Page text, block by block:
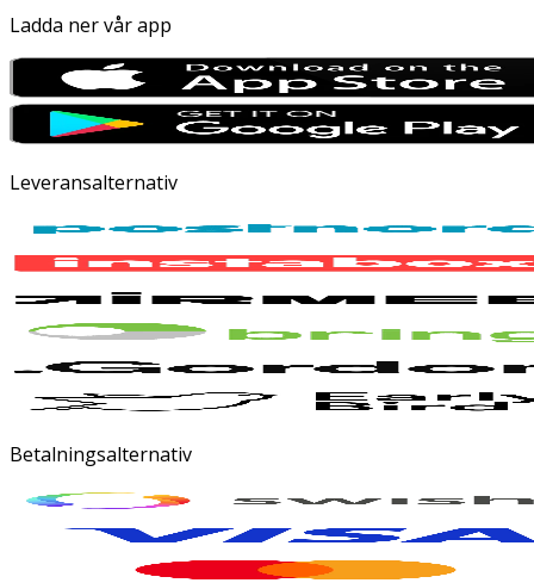
Ladda ner vår app
Leveransalternativ
Betalningsalternativ